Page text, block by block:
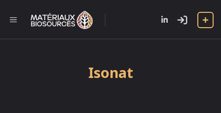
contenu
MENU
Isonat